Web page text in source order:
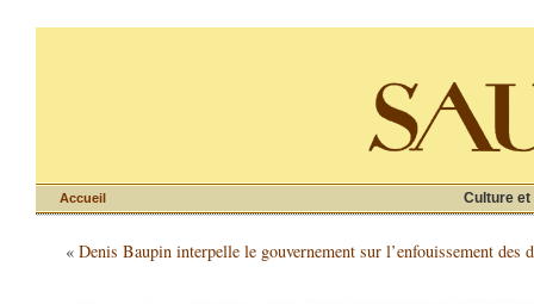
Culture et
Accueil
« Denis Baupin interpelle le gouvernement sur l’enfouissement des